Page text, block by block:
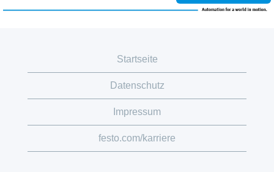
Startseite
Datenschutz
Impressum
festo.com/karriere